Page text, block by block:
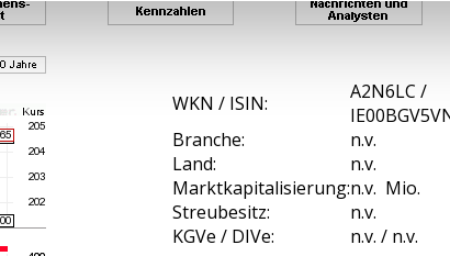
WKN / ISIN:
A2N6LC /
Branche:
n.v.
Land:
n.v.
Marktkapitalisierung:n.v. Mio.
Streubesitz:
n.v.
KGVe / DIVe:
n.v. / n.v.